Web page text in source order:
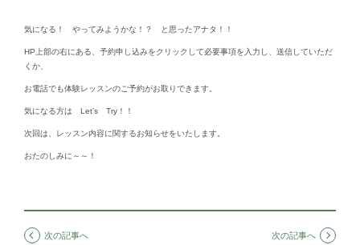
気になる！ やってみようかな！？ と思ったアナタ！！
HP上部の右にある、予約申し込みをクリックして必要事項を入力し、送信していただ
くか、
お電話でも体験レッスンのご予約がお取りできます。
気になる方は Let’s Try！！
次回は、レッスン内容に関するお知らせをいたします。
おたのしみに～～！
次の記事へ 次の記事へ